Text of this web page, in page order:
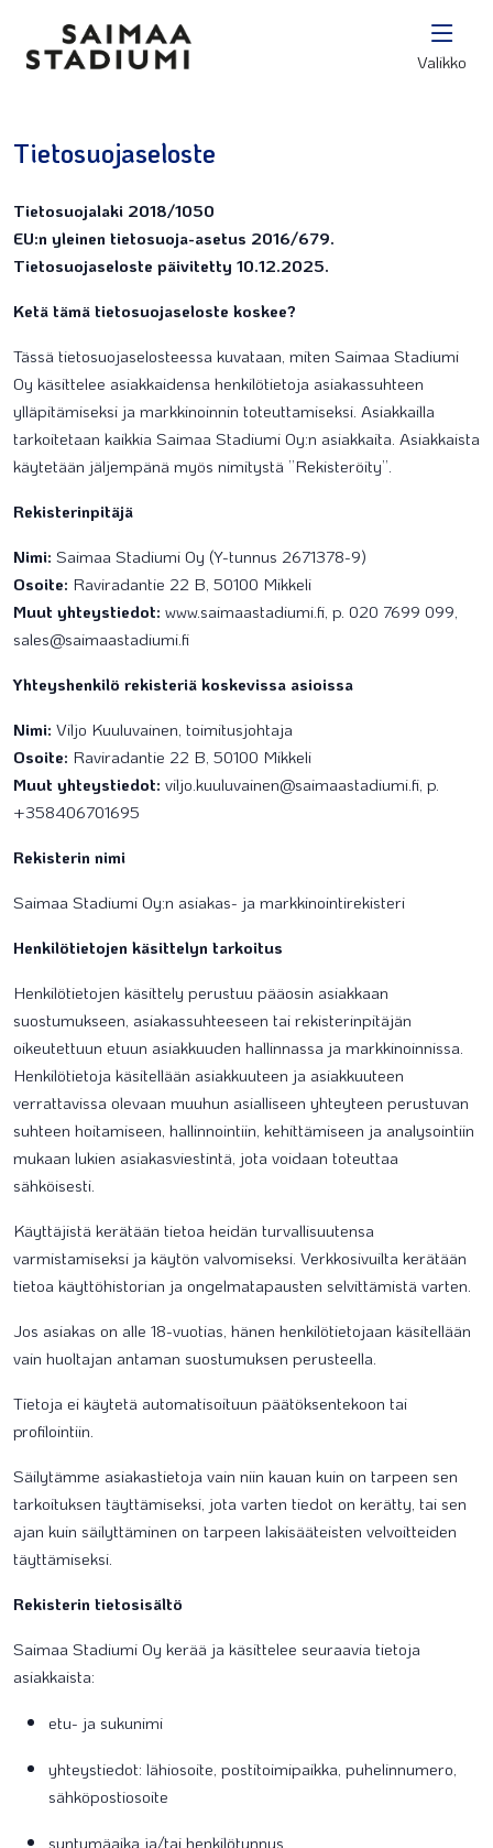
Valikko
Tietosuojaseloste
Tietosuojalaki 2018/1050
EU:n yleinen tietosuoja-asetus 2016/679.
Tietosuojaseloste päivitetty 10.12.2025.
Ketä tämä tietosuojaseloste koskee?
Tässä tietosuojaselosteessa kuvataan, miten Saimaa Stadiumi
Oy käsittelee asiakkaidensa henkilötietoja asiakassuhteen
ylläpitämiseksi ja markkinoinnin toteuttamiseksi. Asiakkailla
tarkoitetaan kaikkia Saimaa Stadiumi Oy:n asiakkaita. Asiakkaista
käytetään jäljempänä myös nimitystä ”Rekisteröity”.
Rekisterinpitäjä
Nimi: Saimaa Stadiumi Oy (Y-tunnus 2671378-9)
Osoite: Raviradantie 22 B, 50100 Mikkeli
Muut yhteystiedot: www.saimaastadiumi.fi, p. 020 7699 099,
sales@saimaastadiumi.fi
Yhteyshenkilö rekisteriä koskevissa asioissa
Nimi: Viljo Kuuluvainen, toimitusjohtaja
Osoite: Raviradantie 22 B, 50100 Mikkeli
Muut yhteystiedot: viljo.kuuluvainen@saimaastadiumi.fi, p.
+358406701695
Rekisterin nimi
Saimaa Stadiumi Oy:n asiakas- ja markkinointirekisteri
Henkilötietojen käsittelyn tarkoitus
Henkilötietojen käsittely perustuu pääosin asiakkaan
suostumukseen, asiakassuhteeseen tai rekisterinpitäjän
oikeutettuun etuun asiakkuuden hallinnassa ja markkinoinnissa.
Henkilötietoja käsitellään asiakkuuteen ja asiakkuuteen
verrattavissa olevaan muuhun asialliseen yhteyteen perustuvan
suhteen hoitamiseen, hallinnointiin, kehittämiseen ja analysointiin
mukaan lukien asiakasviestintä, jota voidaan toteuttaa
sähköisesti.
Käyttäjistä kerätään tietoa heidän turvallisuutensa
varmistamiseksi ja käytön valvomiseksi. Verkkosivuilta kerätään
tietoa käyttöhistorian ja ongelmatapausten selvittämistä varten.
Jos asiakas on alle 18-vuotias, hänen henkilötietojaan käsitellään
vain huoltajan antaman suostumuksen perusteella.
Tietoja ei käytetä automatisoituun päätöksentekoon tai
profilointiin.
Säilytämme asiakastietoja vain niin kauan kuin on tarpeen sen
tarkoituksen täyttämiseksi, jota varten tiedot on kerätty, tai sen
ajan kuin säilyttäminen on tarpeen lakisääteisten velvoitteiden
täyttämiseksi.
Rekisterin tietosisältö
Saimaa Stadiumi Oy kerää ja käsittelee seuraavia tietoja
asiakkaista:
etu- ja sukunimi
yhteystiedot: lähiosoite, postitoimipaikka, puhelinnumero,
sähköpostiosoite
syntymäaika ja/tai henkilötunnus